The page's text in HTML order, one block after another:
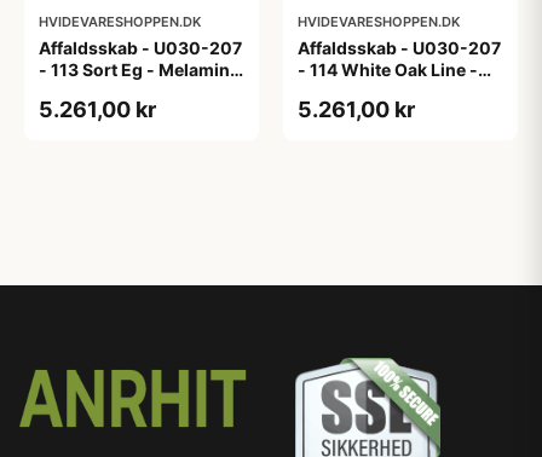
HVIDEVARESHOPPEN.DK
Affaldsskab - U030-207
- 113 Sort Eg - Melamin,
5.261,00 kr
HVIDEVARESHOPPEN.DK
Affaldsskab - U030-207
- 114 White Oak Line -
5.261,00 kr